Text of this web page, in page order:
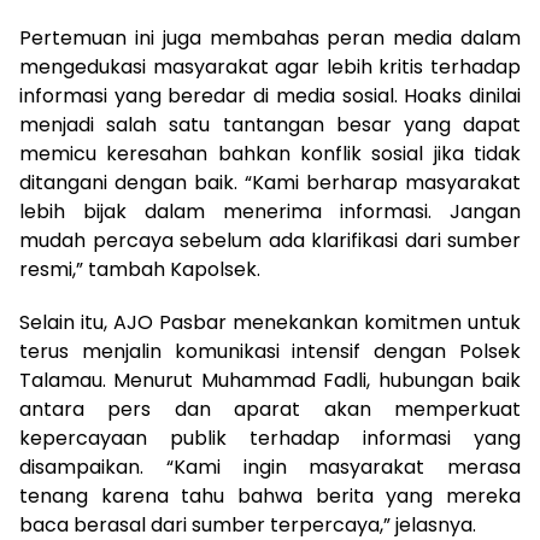
Pertemuan ini juga membahas peran media dalam
mengedukasi masyarakat agar lebih kritis terhadap
informasi yang beredar di media sosial. Hoaks dinilai
menjadi salah satu tantangan besar yang dapat
memicu keresahan bahkan konflik sosial jika tidak
ditangani dengan baik. “Kami berharap masyarakat
lebih bijak dalam menerima informasi. Jangan
mudah percaya sebelum ada klarifikasi dari sumber
resmi,” tambah Kapolsek.
Selain itu, AJO Pasbar menekankan komitmen untuk
terus menjalin komunikasi intensif dengan Polsek
Talamau. Menurut Muhammad Fadli, hubungan baik
antara pers dan aparat akan memperkuat
kepercayaan publik terhadap informasi yang
disampaikan. “Kami ingin masyarakat merasa
tenang karena tahu bahwa berita yang mereka
baca berasal dari sumber terpercaya,” jelasnya.